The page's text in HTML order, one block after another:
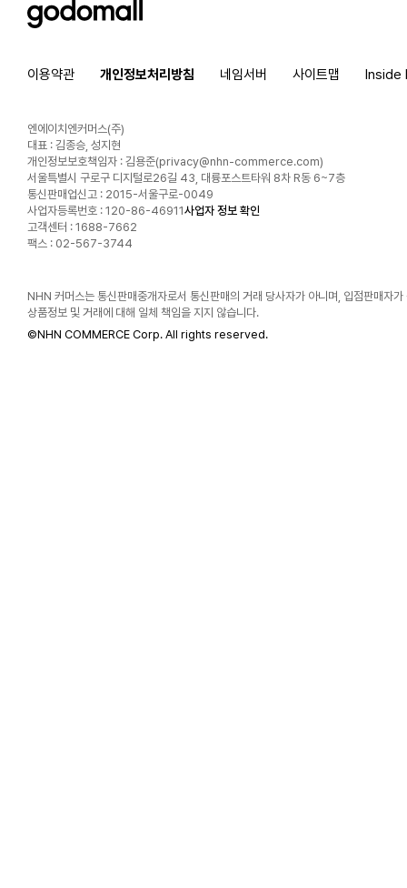
godomall
이용약관 개인정보처리방침 네임서버 사이트맵 Inside
엔에이치엔커머스(주)
대표 : 김종승, 성지현
개인정보보호책임자 : 김용준(privacy@nhn-commerce.com)
서울특별시 구로구 디지털로26길 43, 대륭포스트타워 8차 R동 6~7층
통신판매업신고 : 2015-서울구로-0049
사업자등록번호 : 120-86-46911사업자 정보 확인
고객센터 : 1688-7662
팩스 : 02-567-3744
NHN 커머스는 통신판매중개자로서 통신판매의 거래 당사자가 아니며, 입점판매자가
상품정보 및 거래에 대해 일체 책임을 지지 않습니다.
©NHN COMMERCE Corp. All rights reserved.